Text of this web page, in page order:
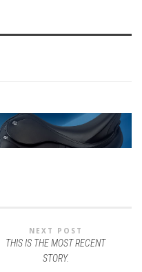
NEXT POST
THIS IS THE MOST RECENT
STORY.